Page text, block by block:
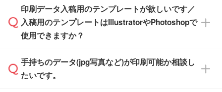
※土日祝日を除く営業日換算です。
※沖縄・離島は追加日数がかかります。
ザインソフトがなくても安心です。
また、「データ作成サービス
せいただければ、弊社にて無料でデザインデー
タを1点作成いたします。
IllustratorやPhotoshop、CLIP STUDIOなどのデ
ザインソフトでこだわりのデザインを作成した
い方は、完全データ入稿
積・ご注文フォームにアップロードしてご入稿
ください。
印刷データ入稿用のテンプレートが欲しいです／
入稿用のテンプレートはIllustratorやPhotoshopで
使用できますか？
一部商品は入稿用テンプレートのご用意があり
ます。各商品ページの『印刷方法・テンプレー
手持ちのデータ(jpg写真など)が印刷可能か相談し
たいです。